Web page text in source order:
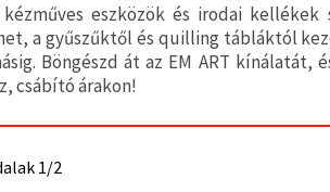
eszközök és irodai
a gyűszűktől és quilling tábláktól
Böngészd át az EM ART
csábító árakon!
1/2